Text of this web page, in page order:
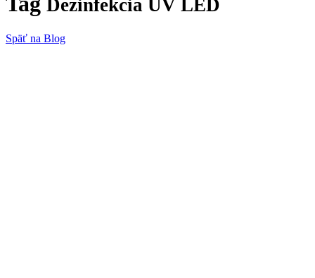
Dezinfekcia UV LED
Späť na Blog